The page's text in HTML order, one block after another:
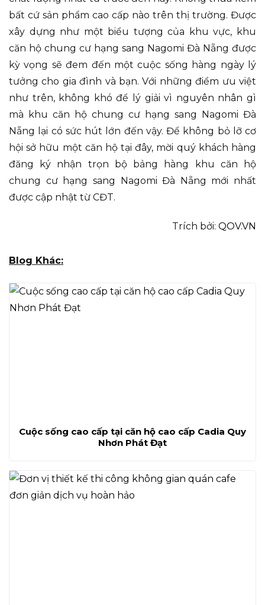
bất cứ sản phẩm cao cấp nào trên thị trường. Được
xây dựng như một biểu tượng của khu vực, khu
căn hộ chung cư hạng sang Nagomi Đà Nẵng được
kỳ vọng sẽ đem đến một cuộc sống hàng ngày lý
tưởng cho gia đình và bạn. Với những điểm ưu việt
như trên, không khó để lý giải vì nguyên nhân gì
mà khu căn hộ chung cư hạng sang Nagomi Đà
Nẵng lại có sức hút lớn đến vậy. Để không bỏ lỡ cơ
hội sở hữu một căn hộ tại đây, mời quý khách hàng
đăng ký nhận trọn bộ bảng hàng khu căn hộ
chung cư hạng sang Nagomi Đà Nẵng mới nhất
được cập nhật từ CĐT.
Trích bởi: QOV.VN
Blog Khác:
Cuộc sống cao cấp tại căn hộ cao cấp Cadia Quy
Nhơn Phát Đạt